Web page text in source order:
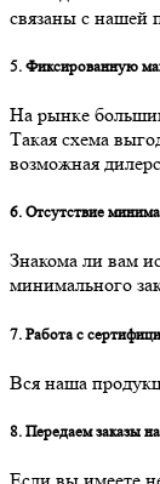
связаны с нашей
5. Фиксированную
На рынке
Такая схема
возможная
6. Отсутствие
Знакома ли вам
минимального
7. Работа с
Вся наша
8. Передаем заказы